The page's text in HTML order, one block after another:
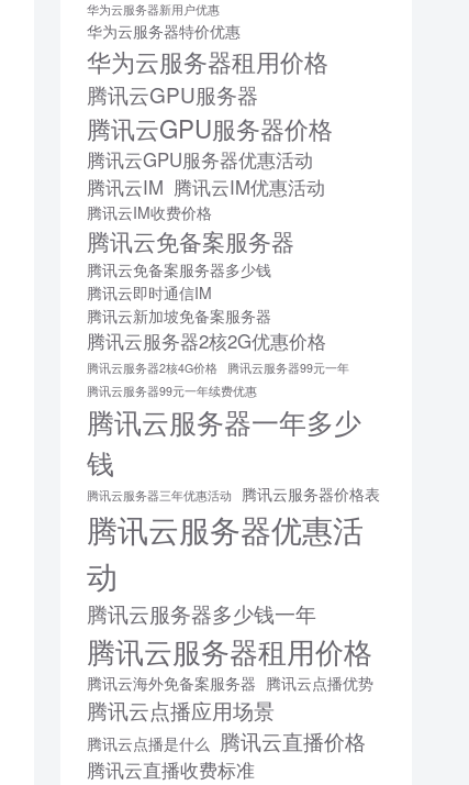
华为云服务器新用户优惠
华为云服务器特价优惠
华为云服务器租用价格
腾讯云GPU服务器
腾讯云GPU服务器价格
腾讯云GPU服务器优惠活动
腾讯云IM 腾讯云IM优惠活动
腾讯云IM收费价格
腾讯云免备案服务器
腾讯云免备案服务器多少钱
腾讯云即时通信IM
腾讯云新加坡免备案服务器
腾讯云服务器2核2G优惠价格
腾讯云服务器2核4G价格
腾讯云服务器99元一年
腾讯云服务器99元一年续费优惠
腾讯云服务器一年多少
钱
腾讯云服务器三年优惠活动 腾讯云服务器价格表
腾讯云服务器优惠活
动
腾讯云服务器多少钱一年
腾讯云服务器租用价格
腾讯云海外免备案服务器 腾讯云点播优势
腾讯云点播应用场景
腾讯云点播是什么 腾讯云直播价格
腾讯云直播收费标准